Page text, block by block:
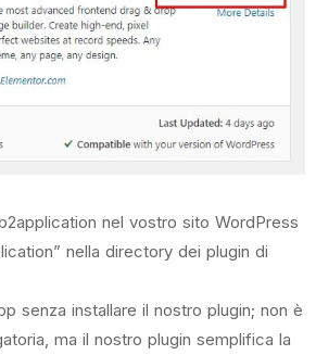
nel vostro sito WordPress
nella directory dei plugin di
senza installare il nostro plugin; non è
ma il nostro plugin semplifica la